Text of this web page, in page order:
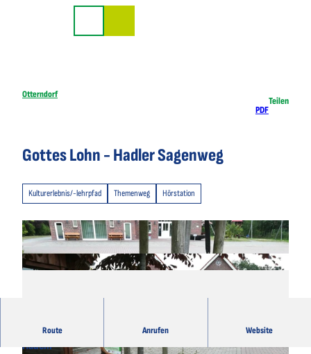
Otterndorf
PDF
Teilen
Gottes Lohn - Hadler Sagenweg
Kulturerlebnis/-lehrpfad Themenweg Hörstation
Route Anrufen Website
Ein märchenhafter Sagenweg quer durch das schöne Land
Hadeln